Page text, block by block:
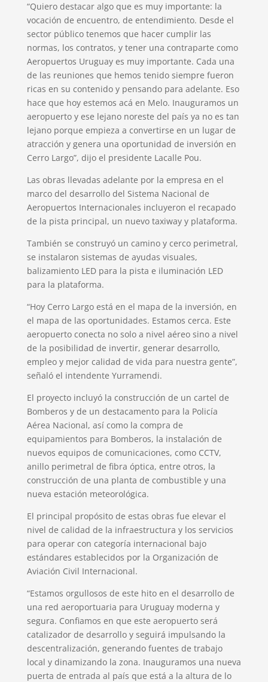
“Quiero destacar algo que es muy importante: la
vocación de encuentro, de entendimiento. Desde el
sector público tenemos que hacer cumplir las
normas, los contratos, y tener una contraparte como
Aeropuertos Uruguay es muy importante. Cada una
de las reuniones que hemos tenido siempre fueron
ricas en su contenido y pensando para adelante. Eso
hace que hoy estemos acá en Melo. Inauguramos un
aeropuerto y ese lejano noreste del país ya no es tan
lejano porque empieza a convertirse en un lugar de
atracción y genera una oportunidad de inversión en
Cerro Largo”, dijo el presidente Lacalle Pou.
Las obras llevadas adelante por la empresa en el
marco del desarrollo del Sistema Nacional de
Aeropuertos Internacionales incluyeron el recapado
de la pista principal, un nuevo taxiway y plataforma.
También se construyó un camino y cerco perimetral,
se instalaron sistemas de ayudas visuales,
balizamiento LED para la pista e iluminación LED
para la plataforma.
“Hoy Cerro Largo está en el mapa de la inversión, en
el mapa de las oportunidades. Estamos cerca. Este
aeropuerto conecta no solo a nivel aéreo sino a nivel
de la posibilidad de invertir, generar desarrollo,
empleo y mejor calidad de vida para nuestra gente”,
señaló el intendente Yurramendi.
El proyecto incluyó la construcción de un cartel de
Bomberos y de un destacamento para la Policía
Aérea Nacional, así como la compra de
equipamientos para Bomberos, la instalación de
nuevos equipos de comunicaciones, como CCTV,
anillo perimetral de fibra óptica, entre otros, la
construcción de una planta de combustible y una
nueva estación meteorológica.
El principal propósito de estas obras fue elevar el
nivel de calidad de la infraestructura y los servicios
para operar con categoría internacional bajo
estándares establecidos por la Organización de
Aviación Civil Internacional.
“Estamos orgullosos de este hito en el desarrollo de
una red aeroportuaria para Uruguay moderna y
segura. Confiamos en que este aeropuerto será
catalizador de desarrollo y seguirá impulsando la
descentralización, generando fuentes de trabajo
local y dinamizando la zona. Inauguramos una nueva
puerta de entrada al país que está a la altura de lo